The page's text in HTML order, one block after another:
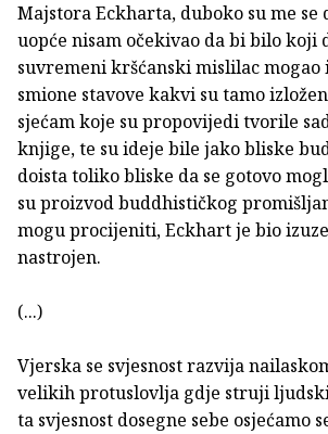
Majstora Eckharta, duboko su me
uopće nisam očekivao da bi bilo koji
suvremeni kršćanski mislilac mogao
smione stavove kakvi su tamo
sjećam koje su propovijedi tvorile
knjige, te su ideje bile jako bliske
doista toliko bliske da se gotovo
su proizvod buddhističkog
mogu procijeniti, Eckhart je bio
nastrojen.
(...)
Vjerska se svjesnost razvija
velikih protuslovlja gdje struji
ta svjesnost dosegne sebe osjećamo